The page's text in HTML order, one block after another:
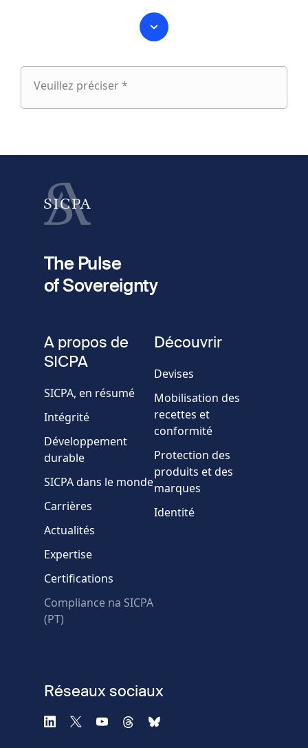
Veuillez préciser *
Veuillez
Nom
fieldset
téléphone
Société/Organisation
Pays
Message
Échec de la vérification.
Utilisez un autre
The Pulse
of Sovereignty
A propos de
SICPA
SICPA, en résumé
Intégrité
Développement
durable
SICPA dans le monde
Carrières
Actualités
Expertise
Certifications
Compliance na SICPA
(PT)
Découvrir
Devises
Mobilisation des
recettes et
conformité
Protection des
produits et des
marques
Identité
Réseaux sociaux